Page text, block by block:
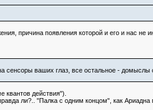
причина появления которой и его и нас не
сенсоры ваших глаз, все остальное - домыслы
квантов действия").
ли?.. "Палка с одним концом", как Ариадна